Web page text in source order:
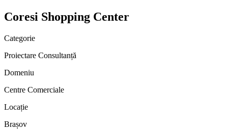
Coresi Shopping Center
Categorie
Proiectare Consultanță
Domeniu
Centre Comerciale
Locație
Brașov